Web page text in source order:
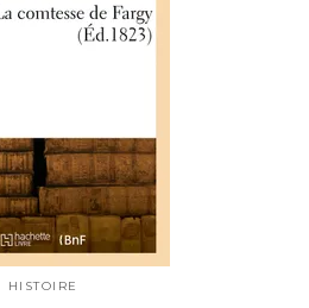
HISTOIRE